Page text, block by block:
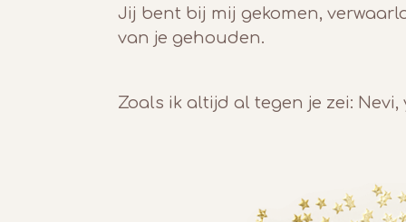
Jij bent bij mij gekomen,
van je gehouden.
Zoals ik altijd al tegen je zei: Nevi,